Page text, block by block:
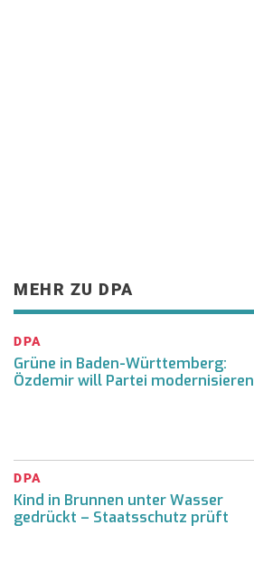
MEHR ZU DPA
DPA
Grüne in Baden-Württemberg:
Özdemir will Partei modernisieren
DPA
Kind in Brunnen unter Wasser
gedrückt – Staatsschutz prüft